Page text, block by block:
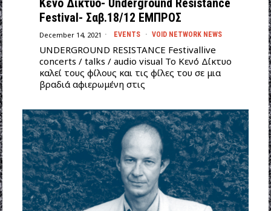
Κενό Δίκτυο- Underground Resistance
Festival- Σαβ.18/12 ΕΜΠΡΟΣ
December 14, 2021 EVENTS · VOID NETWORK NEWS
UNDERGROUND RESISTANCE Festivallive
concerts / talks / audio visual Το Κενό Δίκτυο
καλεί τους φίλους και τις φίλες του σε μια
βραδιά αφιερωμένη στις